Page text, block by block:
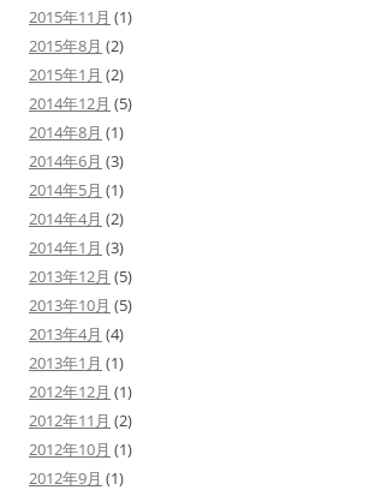
2015年11月 (1)
2015年8月 (2)
2015年1月 (2)
2014年12月 (5)
2014年8月 (1)
2014年6月 (3)
2014年5月 (1)
2014年4月 (2)
2014年1月 (3)
2013年12月 (5)
2013年10月 (5)
2013年4月 (4)
2013年1月 (1)
2012年12月 (1)
2012年11月 (2)
2012年10月 (1)
2012年9月 (1)